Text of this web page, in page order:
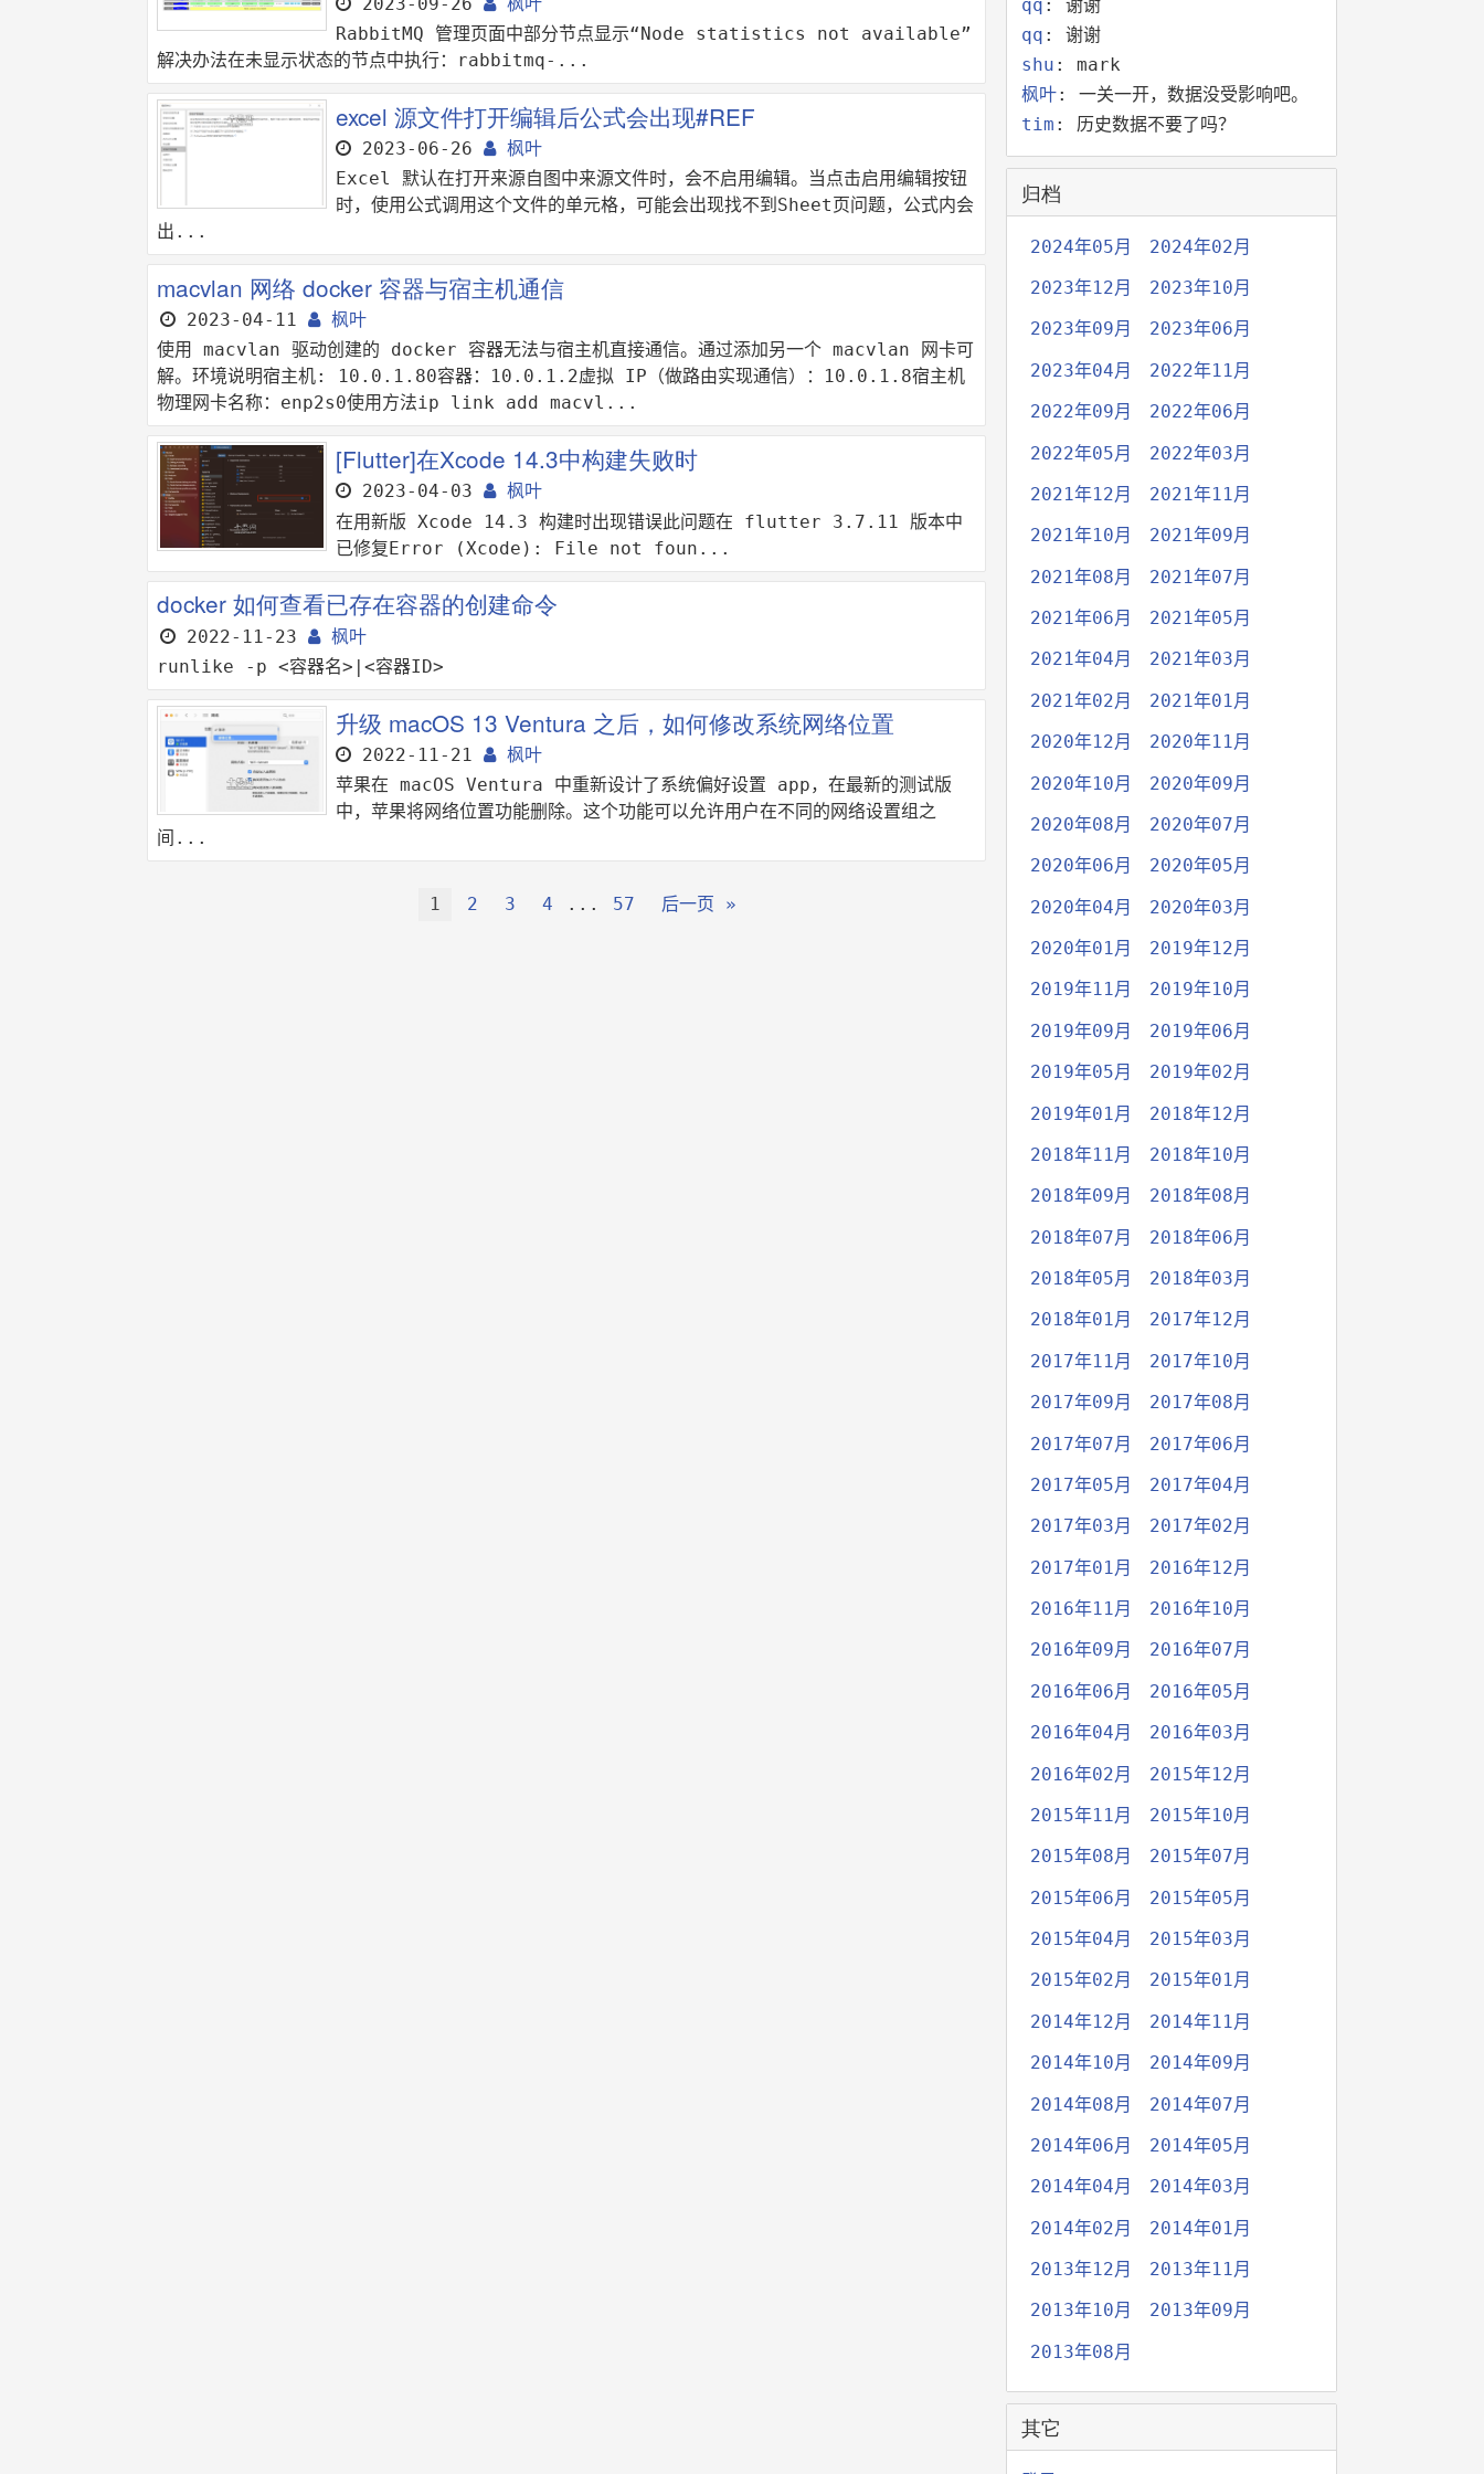
RabbitMQ 管理页面中部分节点显示“Node statistics not available”
解决办法在未显示状态的节点中执行：rabbitmq-...
excel 源文件打开编辑后公式会出现#REF
2023-06-26
枫叶
Excel 默认在打开来源自图中来源文件时，会不启用编辑。当点击启用编辑按钮
时，使用公式调用这个文件的单元格，可能会出现找不到Sheet页问题，公式内会
出...
macvlan 网络 docker 容器与宿主机通信
2023-04-11
枫叶
使用 macvlan 驱动创建的 docker 容器无法与宿主机直接通信。通过添加另一个 macvlan 网卡可
解。环境说明宿主机: 10.0.1.80容器：10.0.1.2虚拟 IP（做路由实现通信）：10.0.1.8宿主机
物理网卡名称：enp2s0使用方法ip link add macvl...
[Flutter]在Xcode 14.3中构建失败时
2023-04-03
枫叶
在用新版 Xcode 14.3 构建时出现错误此问题在 flutter 3.7.11 版本中
已修复Error (Xcode): File not foun...
docker 如何查看已存在容器的创建命令
2022-11-23
枫叶
runlike -p <容器名>|<容器ID>
升级 macOS 13 Ventura 之后，如何修改系统网络位置
2022-11-21
枫叶
苹果在 macOS Ventura 中重新设计了系统偏好设置 app，在最新的测试版
中，苹果将网络位置功能删除。这个功能可以允许用户在不同的网络设置组之
间...
1 2 3 4 ... 57 后一页 »
qq : 谢谢
qq : 谢谢
shu : mark
枫叶: 一关一开，数据没受影响吧。
tim : 历史数据不要了吗？
归档
2024年05月
2024年02月
2023年12月
2023年10月
2023年09月
2023年06月
2023年04月
2022年11月
2022年09月
2022年06月
2022年05月
2022年03月
2021年12月
2021年11月
2021年10月
2021年09月
2021年08月
2021年07月
2021年06月
2021年05月
2021年04月
2021年03月
2021年02月
2021年01月
2020年12月
2020年11月
2020年10月
2020年09月
2020年08月
2020年07月
2020年06月
2020年05月
2020年04月
2020年03月
2020年01月
2019年12月
2019年11月
2019年10月
2019年09月
2019年06月
2019年05月
2019年02月
2019年01月
2018年12月
2018年11月
2018年10月
2018年09月
2018年08月
2018年07月
2018年06月
2018年05月
2018年03月
2018年01月
2017年12月
2017年11月
2017年10月
2017年09月
2017年08月
2017年07月
2017年06月
2017年05月
2017年04月
2017年03月
2017年02月
2017年01月
2016年12月
2016年11月
2016年10月
2016年09月
2016年07月
2016年06月
2016年05月
2016年04月
2016年03月
2016年02月
2015年12月
2015年11月
2015年10月
2015年08月
2015年07月
2015年06月
2015年05月
2015年04月
2015年03月
2015年02月
2015年01月
2014年12月
2014年11月
2014年10月
2014年09月
2014年08月
2014年07月
2014年06月
2014年05月
2014年04月
2014年03月
2014年02月
2014年01月
2013年12月
2013年11月
2013年10月
2013年09月
2013年08月
其它